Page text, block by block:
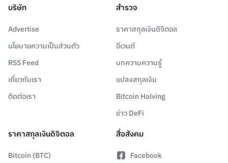
บริษัท
Advertise
นโยบายความเป็นส่วนตัว
RSS Feed
เกี่ยวกับเรา
ติดต่อเรา
สำรวจ
ราคาสกุลเงินดิจิตอล
อีเวนต์
บทความความรู้
แปลงสกุลเงิน
Bitcoin Halving
ข่าว DeFi
ราคาสกุลเงินดิจิตอล
Bitcoin (BTC)
สื่อสังคม
Facebook